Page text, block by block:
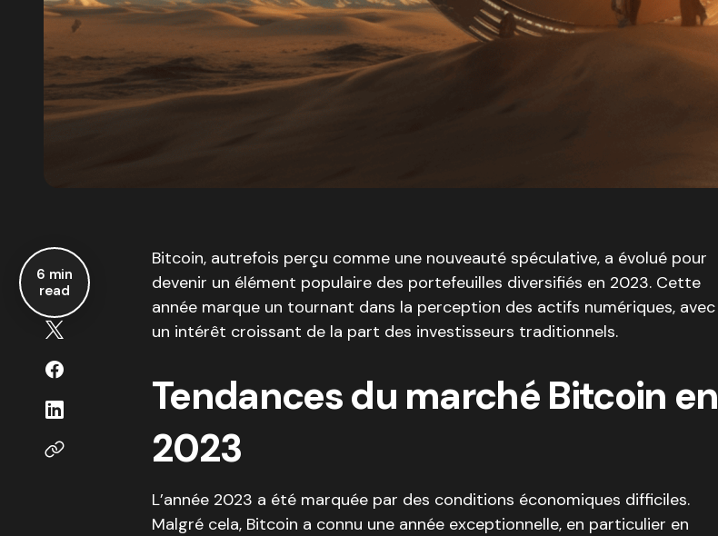
6 min
read
Bitcoin, autrefois perçu comme une nouveauté spéculative, a évolué pour
devenir un élément populaire des portefeuilles diversifiés en 2023. Cette
année marque un tournant dans la perception des actifs numériques, avec
un intérêt croissant de la part des investisseurs traditionnels.
Tendances du marché Bitcoin en
2023
L’année 2023 a été marquée par des conditions économiques difficiles.
Malgré cela, Bitcoin a connu une année exceptionnelle, en particulier en